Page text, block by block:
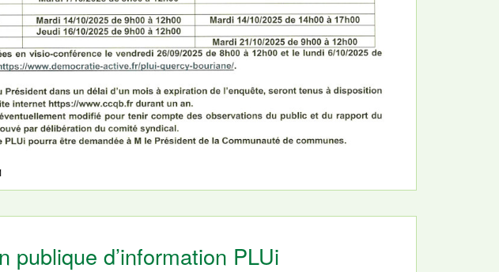
publique d’information PLUi